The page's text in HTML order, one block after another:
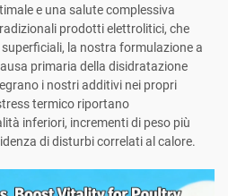
e una salute complessiva
prodotti elettrolitici, che
la nostra formulazione a
primaria della disidratazione
i nostri additivi nei propri
termico riportano
inferiori, incrementi di peso più
di disturbi correlati al calore.